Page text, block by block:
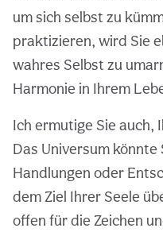
um sich selbst zu
praktizieren, wird Sie
wahres Selbst zu
Harmonie in Ihrem
Ich ermutige Sie
Das Universum könnte
Handlungen oder
dem Ziel Ihrer Seele
offen für die Zeichen